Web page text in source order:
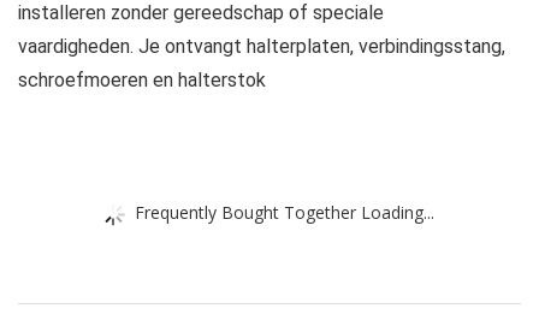
installeren zonder gereedschap of speciale
vaardigheden. Je ontvangt halterplaten, verbindingsstang,
schroefmoeren en halterstok
Frequently Bought Together Loading...